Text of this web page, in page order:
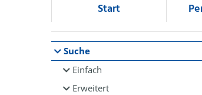
Start
Suche
Einfach
Erweitert